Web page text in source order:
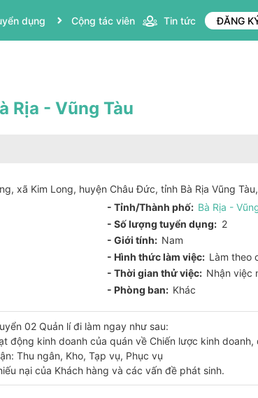
dụng Cộng tác viên Tin tức ĐĂNG
Rịa - Vũng Tàu
xã Kim Long, huyện Châu Đức, tỉnh Bà Rịa Vũng
- Tỉnh/Thành phố: Bà Rịa -
- Số lượng tuyển dụng: 2
- Giới tính: Nam
- Hình thức làm việc: Làm theo
- Thời gian thử việc: Nhận việc
- Phòng ban: Khác
02 Quản lí đi làm ngay như sau:
động kinh doanh của quán về Chiến lược kinh doanh,
Thu ngân, Kho, Tạp vụ, Phục vụ
nại của Khách hàng và các vấn đề phát sinh.